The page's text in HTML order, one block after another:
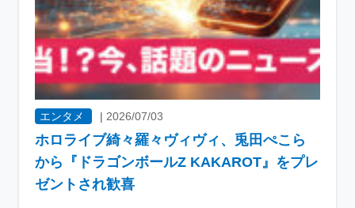
エンタメ | 2026/07/03
ホロライブ綺々羅々ヴィヴィ、兎田ぺこら
から『ドラゴンボールZ KAKAROT』をプレ
ゼントされ歓喜